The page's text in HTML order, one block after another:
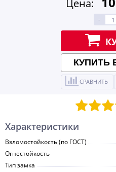
Цена:
-
КУПИТЬ
СРАВНИТЬ
Характеристики
Взломостойкость (по ГОСТ)
Огнестойкость
Тип замка